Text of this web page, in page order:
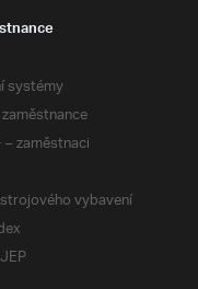
systémy
zaměstnaci
vybavení